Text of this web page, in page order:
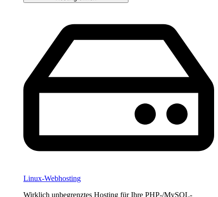
Linux-Webhosting
Wirklich unbegrenztes Hosting für Ihre PHP-/MySQL-